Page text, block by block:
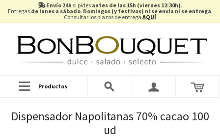
Envío 24h si pides antes de las 15h (viernes 12:30h).
Entregas de lunes a sábado. Domingos (y festivos) ni se envía ni se entrega.
Consultar los plazos de entrega AQUÍ
Productos
Dispensador Napolitanas 70% cacao 100
ud